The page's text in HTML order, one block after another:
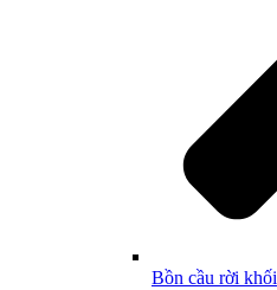
Bồn cầu rời khối